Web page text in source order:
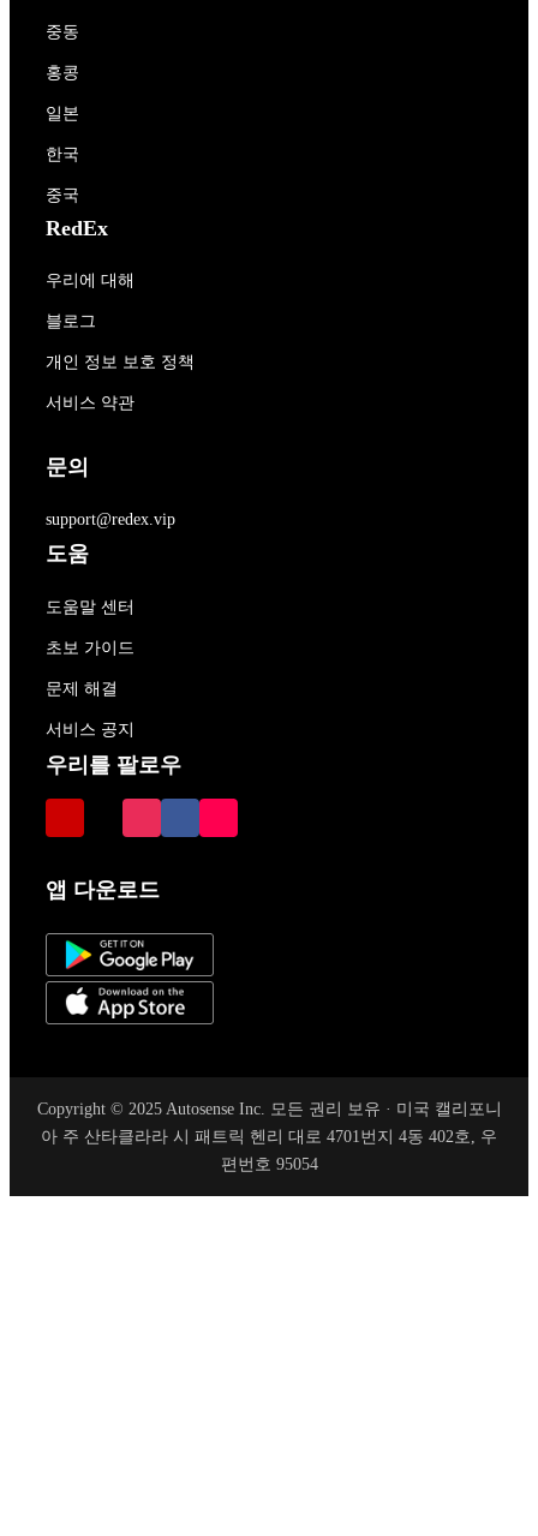
중동
홍콩
일본
한국
중국
RedEx
우리에 대해
블로그
개인 정보 보호 정책
서비스 약관
문의
support@redex.vip
도움
도움말 센터
초보 가이드
문제 해결
서비스 공지
우리를 팔로우
앱 다운로드
Copyright © 2025 Autosense Inc. 모든 권리 보유 · 미국 캘리포니
아 주 산타클라라 시 패트릭 헨리 대로 4701번지 4동 402호, 우
편번호 95054